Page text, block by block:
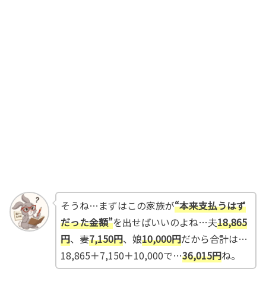
そうね…まずはこの家族が“本来支払うはず
だった金額”を出せばいいのよね…夫18,865
円、妻7,150円、娘10,000円だから合計は…
18,865＋7,150＋10,000で…36,015円ね。